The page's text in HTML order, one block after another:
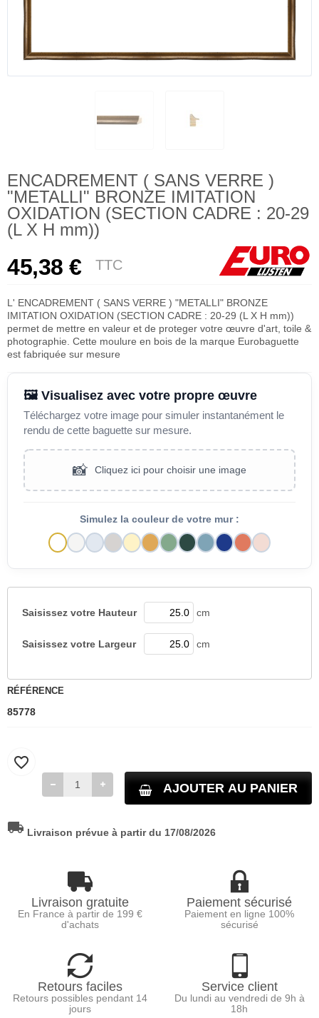
ENCADREMENT ( SANS VERRE )
"METALLI" BRONZE IMITATION
OXIDATION (SECTION CADRE : 20-29
(L X H mm))
45,38 € TTC
L' ENCADREMENT ( SANS VERRE ) "METALLI" BRONZE
IMITATION OXIDATION (SECTION CADRE : 20-29 (L X H mm))
permet de mettre en valeur et de proteger votre œuvre d'art, toile &
photographie. Cette moulure en bois de la marque Eurobaguette
est fabriquée sur mesure
🖼️ Visualisez avec votre propre œuvre
Téléchargez votre image pour simuler instantanément le
rendu de cette baguette sur mesure.
📸 Cliquez ici pour choisir une image
Simulez la couleur de votre mur :
Saisissez votre Hauteur cm
Saisissez votre Largeur cm
RÉFÉRENCE
85778
AJOUTER AU PANIER
favorite_border
local_shipping Livraison prévue à partir du 17/08/2026
Livraison gratuite
En France à partir de 199 €
d'achats
Paiement sécurisé
Paiement en ligne 100%
sécurisé
Retours faciles
Retours possibles pendant 14
jours
Service client
Du lundi au vendredi de 9h à
18h